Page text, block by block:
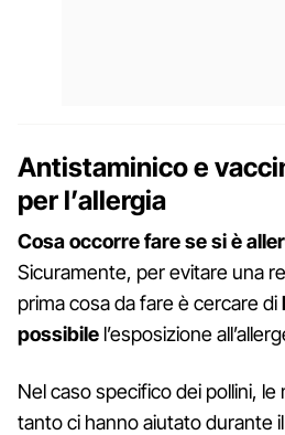
Antistaminico e
per l’allergia
Cosa occorre fare se si è
Sicuramente, per evitare una
prima cosa da fare è cercare di
possibile l’esposizione
Nel caso specifico dei pollini,
tanto ci hanno aiutato durante